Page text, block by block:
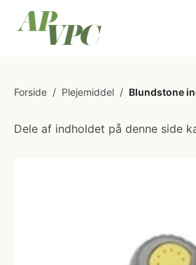
Forside / Plejemiddel / Blundstone
Dele af indholdet på denne side